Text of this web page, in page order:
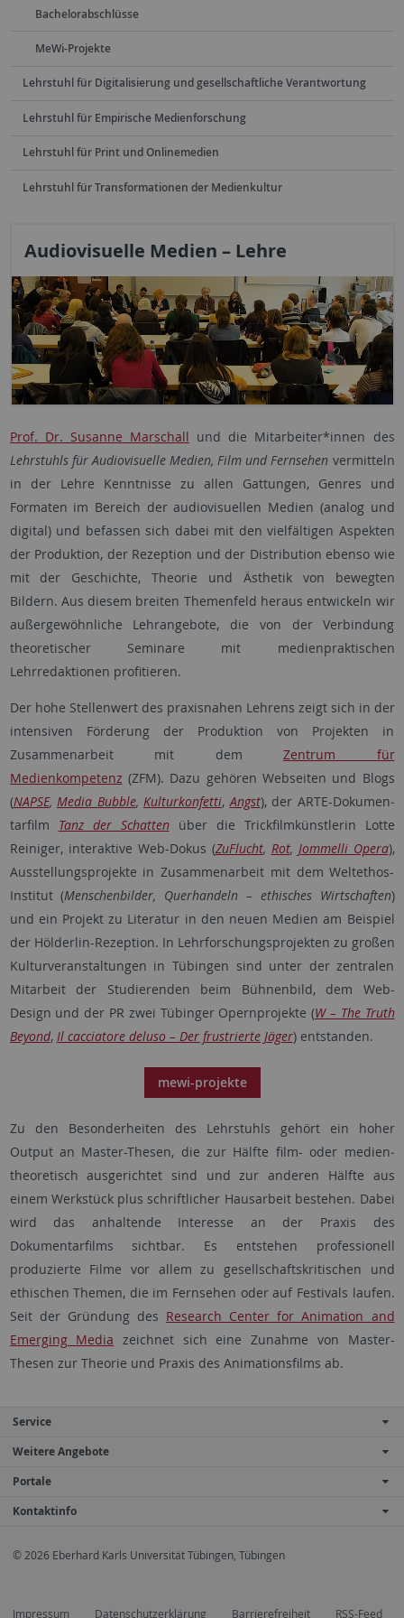
Bachelorabschlüsse
MeWi-Projekte
Lehrstuhl für Digitalisierung und gesellschaftliche Verantwortung
Lehrstuhl für Empirische Medienforschung
Lehrstuhl für Print und Onlinemedien
Lehrstuhl für Transformationen der Medienkultur
Audiovisuelle Medien – Lehre
Prof. Dr. Susanne Marschall und die Mitarbeiter*innen des
Lehrstuhls für Audiovisuelle Medien, Film und Fernsehen ver­mitteln
in der Lehre Kenntnisse zu allen Gattungen, Genres und
Formaten im Bereich der audiovisuellen Medien (analog und
digital) und befassen sich dabei mit den vielfältigen Aspekten
der Produktion, der Rezeption und der Distribution ebenso wie
mit der Geschichte, Theorie und Ästhetik von bewegten
Bildern. Aus diesem breiten Themenfeld heraus entwickeln wir
außergewöhnliche Lehr­an­gebote, die von der Verbindung
theoretischer Seminare mit medien­praktischen
Lehrredaktionen profitieren.
Der hohe Stellenwert des praxisnahen Lehrens zeigt sich in der
intensiven Förderung der Produktion von Projekten in
Zusammenarbeit mit dem Zentrum für
Medienkompetenz (ZFM). Dazu gehören Webseiten und Blogs
(NAPSE, Media Bubble, Kulturkonfetti, Angst), der ARTE-Do­ku­men­
tarfilm Tanz der Schattenüber die Trickfilmkünstlerin Lotte
Reiniger, interaktive Web-Dokus (ZuFlucht, Rot, Jommelli Opera),
Aus­stel­­lungs­projekte in Zusammenarbeit mit dem Weltethos-
Institut (Menschenbilder, Querhandeln – ethisches Wirtschaften)
und ein Projekt zu Literatur in den neuen Medien am Beispiel
der Hölderlin-Rezeption. In Lehrforschungsprojekten zu großen
Kultur­ver­an­staltungen in Tübingen sind unter der zentralen
Mitarbeit der Studierenden beim Bühnenbild, dem Web-
Design und der PR zwei Tübinger Opernprojekte (W – The Truth
Beyond, Il cacciatore deluso – Der frustrierte Jäger) entstanden.
mewi-projekte
Zu den Besonderheiten des Lehr­stuhls gehört ein hoher
Output an Master-Thesen, die zur Hälfte film- oder medien­
theoretisch ausgerichtet sind und zur anderen Hälfte aus
einem Werkstück plus schriftlicher Haus­arbeit bestehen. Dabei
wird das anhaltende Interesse an der Praxis des
Dokumentarfilms sichtbar. Es entstehen professionell
produzierte Filme vor allem zu gesellschaftskritischen und
ethischen Themen, die im Fernsehen oder auf Festivals laufen.
Seit der Grün­dung des Research Center for Animation and
Emerging Media zeichnet sich eine Zunahme von Master-
Thesen zur Theorie und Praxis des Animationsfilms ab.
Service
Weitere Angebote
Portale
Kontaktinfo
© 2026 Eberhard Karls Universität Tübingen, Tübingen
Impressum Datenschutzerklärung Barrierefreiheit RSS-Feed